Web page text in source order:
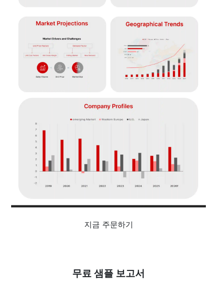
지금 주문하기
무료 샘플 보고서